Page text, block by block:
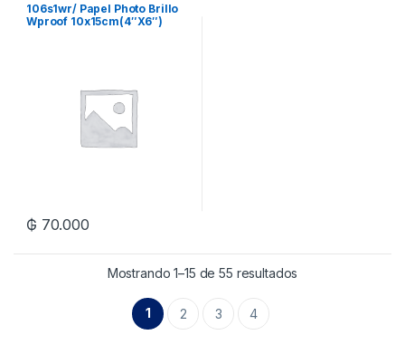
106s1wr/ Papel Photo Brillo
Wproof 10x15cm(4″X6″)
₲ 70.000
Mostrando 1–15 de 55 resultados
1 2 3 4